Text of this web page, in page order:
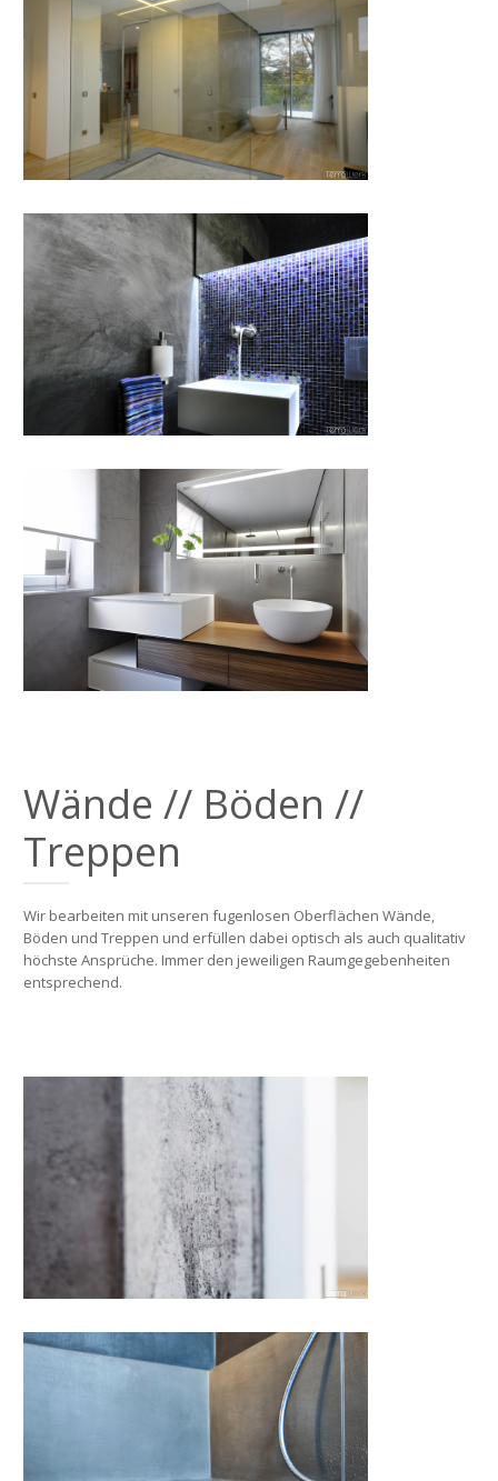
Wände // Böden //
Treppen
Wir bearbeiten mit unseren fugenlosen Oberflächen Wände,
Böden und Treppen und erfüllen dabei optisch als auch qualitativ
höchste Ansprüche. Immer den jeweiligen Raumgegebenheiten
entsprechend.